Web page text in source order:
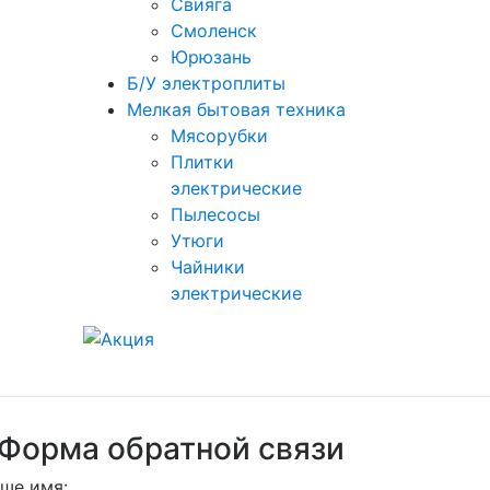
Свияга
Смоленск
Юрюзань
Б/У электроплиты
Мелкая бытовая техника
Мясорубки
Плитки
электрические
Пылесосы
Утюги
Чайники
электрические
обратной связи